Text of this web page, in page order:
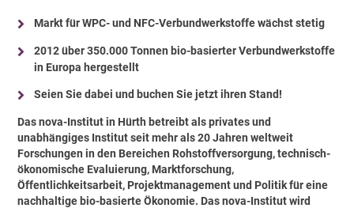
Markt für WPC- und NFC-Verbundwerkstoffe wächst stetig
2012 über 350.000 Tonnen bio-basierter Verbundwerkstoffe
in Europa hergestellt
Seien Sie dabei und buchen Sie jetzt ihren Stand!
Das nova-Institut in Hürth betreibt als privates und
unabhängiges Institut seit mehr als 20 Jahren weltweit
Forschungen in den Bereichen Rohstoffversorgung, technisch-
ökonomische Evaluierung, Marktforschung,
Öffentlichkeitsarbeit, Projektmanagement und Politik für eine
nachhaltige bio-basierte Ökonomie. Das nova-Institut wird